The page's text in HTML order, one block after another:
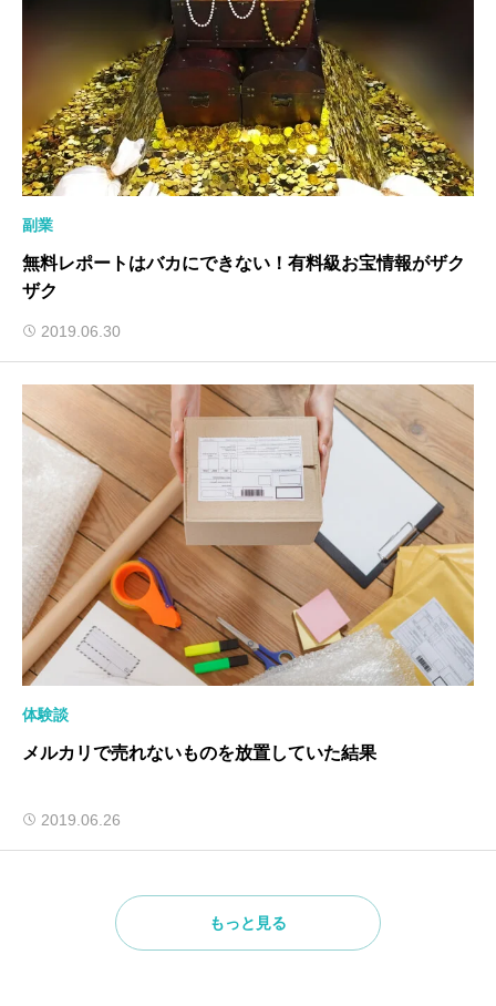
副業
無料レポートはバカにできない！有料級お宝情報がザク
ザク
2019.06.30
体験談
メルカリで売れないものを放置していた結果
2019.06.26
もっと見る